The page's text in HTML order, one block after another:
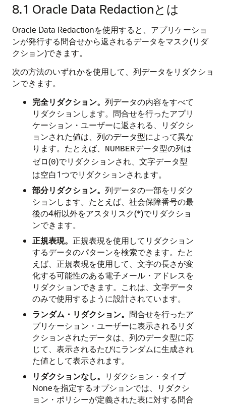
8.1 Oracle Data Redactionとは
Oracle Data Redactionを使用すると、アプリケーショ
ンが発行する問合せから返されるデータをマスク(リダ
クション)できます。
次の方法のいずれかを使用して、列データをリダクショ
ンできます。
完全リダクション。 列データの内容をすべて
リダクションします。問合せを行ったアプリ
ケーション・ユーザーに返される、リダクシ
ョンされた値は、列のデータ型によって異な
ります。たとえば、
NUMBERデータ型の列は
ゼロ(0)でリダクションされ、文字データ型
は空白1つでリダクションされます。
部分リダクション。 列データの一部をリダク
ションします。たとえば、社会保障番号の最
後の4桁以外をアスタリスク(*)でリダクショ
ンできます。
正規表現。 正規表現を使用してリダクション
するデータのパターンを検索できます。たと
えば、正規表現を使用して、文字の長さが変
化する可能性のある電子メール・アドレスを
リダクションできます。これは、文字データ
のみで使用するように設計されています。
ランダム・リダクション。 問合せを行ったア
プリケーション・ユーザーに表示されるリダ
クションされたデータは、列のデータ型に応
じて、表示されるたびにランダムに生成され
た値として表示されます。
リダクションなし。
リダクション・タイプ
Noneを指定するオプションでは、リダクシ
ョン・ポリシーが定義された表に対する問合